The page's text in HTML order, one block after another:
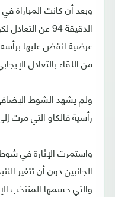
وبعد أن كانت المباراة
الدقيقة 94 عن
عرضية انقض عليها
من اللقاء بالتعادل
ولم يشهد الشوط
رأسية فالكاو التي مرت
واستمرت الإثارة في شوط
الجانبين دون أن تتغير
والتي حسمها المنتخب